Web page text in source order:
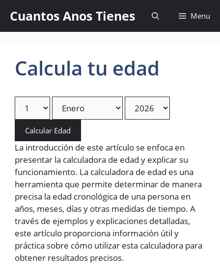
content
Cuantos Anos Tienes Menu
Calcula tu edad
Calcular Edad
La introducción de este artículo se enfoca en
presentar la calculadora de edad y explicar su
funcionamiento. La calculadora de edad es una
herramienta que permite determinar de manera
precisa la edad cronológica de una persona en
años, meses, días y otras medidas de tiempo. A
través de ejemplos y explicaciones detalladas,
este artículo proporciona información útil y
práctica sobre cómo utilizar esta calculadora para
obtener resultados precisos.